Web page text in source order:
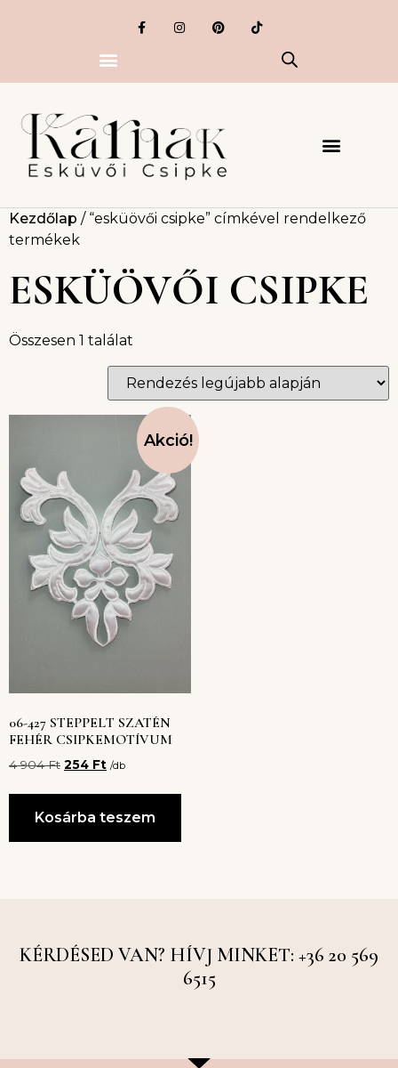
Kezdőlap / “esküövői csipke” címkével rendelkező
termékek
ESKÜÖVŐI CSIPKE
Összesen 1 találat
Akció!
06-427 STEPPELT SZATÉN
FEHÉR CSIPKEMOTÍVUM
4 904Ft 254 Ft /db
Kosárba teszem
KÉRDÉSED VAN? HÍVJ MINKET: +36 20 569
6515